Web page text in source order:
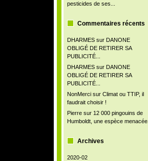
pesticides de ses...
Commentaires récents
DHARMESsur DANONE
OBLIGÉ DE RETIRER SA
PUBLICITÉ...
DHARMESsur DANONE
OBLIGÉ DE RETIRER SA
PUBLICITÉ...
NonMercisur Climat ou TTIP, il
faudrait choisir !
Pierresur 12 000 pingouins de
Humboldt, une espèce menacée.
Archives
2020-02